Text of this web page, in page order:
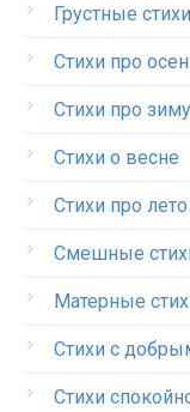
Грустные стихи
Стихи про
Стихи про зиму
Стихи о весне
Стихи про лето
Смешные
Матерные
Стихи с
Стихи